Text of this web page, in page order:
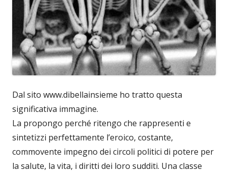
Dal sito www.dibellainsieme ho tratto questa
significativa immagine.
La propongo perché ritengo che rappresenti e
sintetizzi perfettamente l’eroico, costante,
commovente impegno dei circoli politici di potere per
la salute, la vita, i diritti dei loro sudditi. Una classe